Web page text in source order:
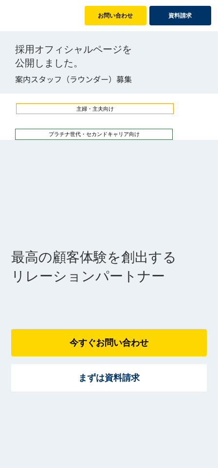
お問い合わせ 資料請求
採用オフィシャルページを
公開しました。
​案内スタッフ（ラウンダー）募集
プラチナ世代・セカンドキャリア向け
主婦・主夫向け
最高の顧客体験を創出する
​リレーションパートナー
今すぐお問い合わせ
まずは資料請求